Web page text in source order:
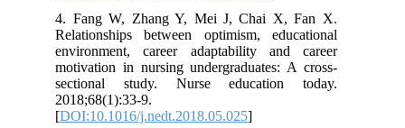
4. Fang W, Zhang Y, Mei J, Chai X, Fan X.
Relationships between optimism, educational
environment, career adaptability and career
motivation in nursing undergraduates: A cross-
sectional study. Nurse education today.
2018;68(1):33-9.
[DOI:10.1016/j.nedt.2018.05.025